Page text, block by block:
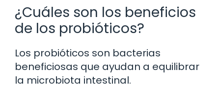
¿Cuáles son los beneficios
de los probióticos?
Los probióticos son bacterias
beneficiosas que ayudan a equilibrar
la microbiota intestinal.